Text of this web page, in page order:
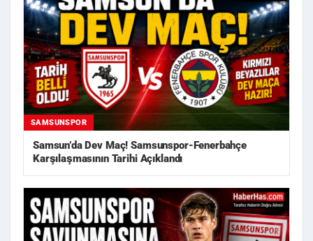
SAMSUNSPOR
Samsun’da Dev Maç! Samsunspor-Fenerbahçe
Karşılaşmasının Tarihi Açıklandı